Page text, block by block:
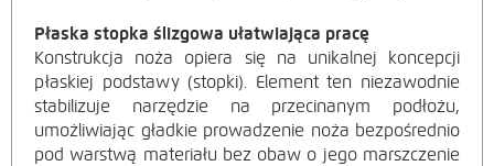
Płaska stopka ślizgowa ułatwiająca pracę
Konstrukcja noża opiera się na unikalnej koncepcji
płaskiej podstawy (stopki). Element ten niezawodnie
stabilizuje narzędzie na przecinanym podłożu,
umożliwiając gładkie prowadzenie noża bezpośrednio
pod warstwą materiału bez obaw o jego marszczenie